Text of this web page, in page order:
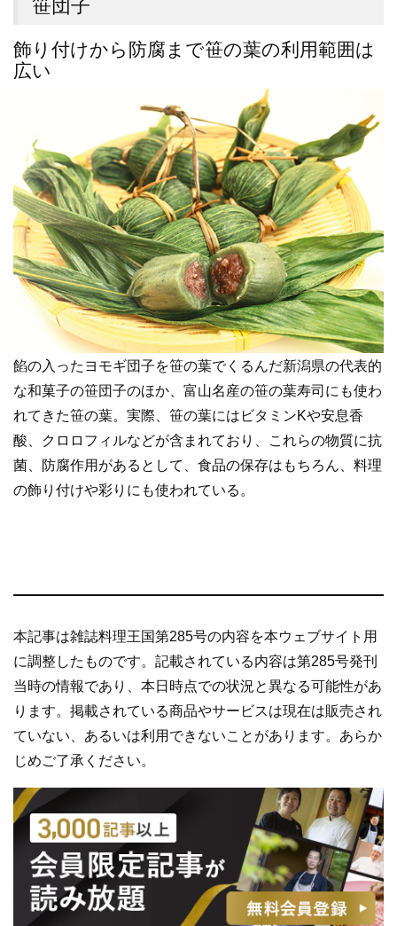
笹団子
飾り付けから防腐まで笹の葉の利用範囲は
広い
餡の入ったヨモギ団子を笹の葉でくるんだ新潟県の代表的
な和菓子の笹団子のほか、富山名産の笹の葉寿司にも使わ
れてきた笹の葉。実際、笹の葉にはビタミンKや安息香
酸、クロロフィルなどが含まれており、これらの物質に抗
菌、防腐作用があるとして、食品の保存はもちろん、料理
の飾り付けや彩りにも使われている。
本記事は雑誌料理王国第285号の内容を本ウェブサイト用
に調整したものです。記載されている内容は第285号発刊
当時の情報であり、本日時点での状況と異なる可能性があ
ります。掲載されている商品やサービスは現在は販売され
ていない、あるいは利用できないことがあります。あらか
じめご了承ください。